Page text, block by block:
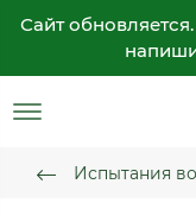
Сайт
Испытания